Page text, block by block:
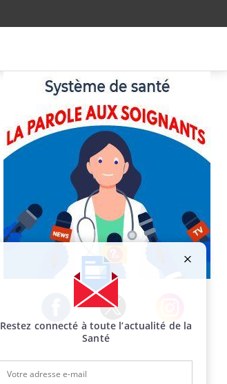
Facebook Twitter Instagram
Restez connecté à toute l’actualité de la
Santé